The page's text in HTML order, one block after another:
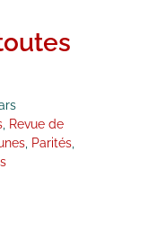
Revue de
Parités